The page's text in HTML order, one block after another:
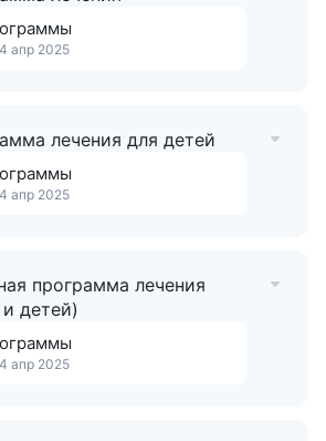
размещения с
предварительно связаться с
Услуга предоставляется платно.
апр 2025
лечения для детей
апр 2025
программа лечения
детей)
апр 2025